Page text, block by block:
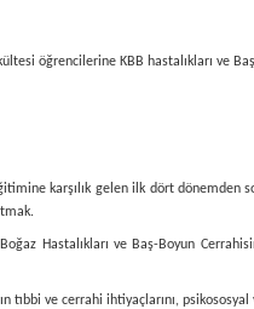
öğrencilerine KBB hastalıkları
karşılık gelen ilk dört dönemden
Hastalıkları ve Baş-Boyun
tıbbi ve cerrahi ihtiyaçlarını,